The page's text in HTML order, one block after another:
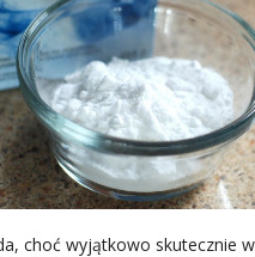
choć wyjątkowo skutecznie